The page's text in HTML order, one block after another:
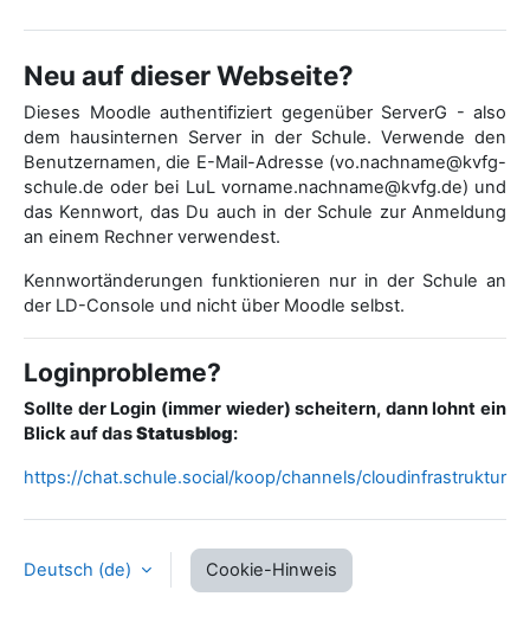
Neu auf dieser Webseite?
Dieses Moodle authentifiziert gegenüber ServerG - also
dem hausinternen Server in der Schule. Verwende den
Benutzernamen, die E-Mail-Adresse (vo.nachname@kvfg-
schule.de oder bei LuL vorname.nachname@kvfg.de) und
das Kennwort, das Du auch in der Schule zur Anmeldung
an einem Rechner verwendest.
Kennwortänderungen funktionieren nur in der Schule an
der LD-Console und nicht über Moodle selbst.
Loginprobleme?
Sollte der Login (immer wieder) scheitern, dann lohnt ein
Blick auf dasStatusblog:
https://chat.schule.social/koop/channels/cloudinfrastruktur
Deutsch ‎(de)‎ Cookie-Hinweis